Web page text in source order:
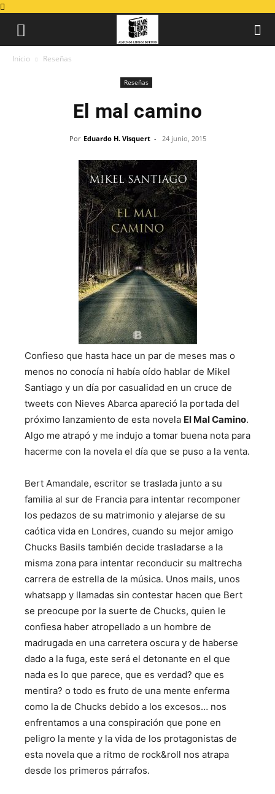
Inicio Reseñas
Reseñas
El mal camino
Por Eduardo H. Visquert - 24 junio, 2015
Confieso que hasta hace un par de meses mas o
menos no conocía ni había oído hablar de Mikel
Santiago y un día por casualidad en un cruce de
tweets con Nieves Abarca apareció la portada del
próximo lanzamiento de esta novela El Mal Camino.
Algo me atrapó y me indujo a tomar buena nota para
hacerme con la novela el día que se puso a la venta.
Bert Amandale, escritor se traslada junto a su
familia al sur de Francia para intentar recomponer
los pedazos de su matrimonio y alejarse de su
caótica vida en Londres, cuando su mejor amigo
Chucks Basils también decide trasladarse a la
misma zona para intentar reconducir su maltrecha
carrera de estrella de la música. Unos mails, unos
whatsapp y llamadas sin contestar hacen que Bert
se preocupe por la suerte de Chucks, quien le
confiesa haber atropellado a un hombre de
madrugada en una carretera oscura y de haberse
dado a la fuga, este será el detonante en el que
nada es lo que parece, que es verdad? que es
mentira? o todo es fruto de una mente enferma
como la de Chucks debido a los excesos… nos
enfrentamos a una conspiración que pone en
peligro la mente y la vida de los protagonistas de
esta novela que a ritmo de rock&roll nos atrapa
desde los primeros párrafos.